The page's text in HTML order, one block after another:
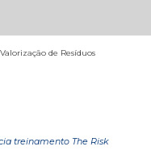
treinamento The Risk